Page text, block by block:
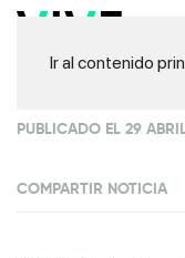
Ir al contenido
PUBLICADO EL 29
COMPARTIR NOTICIA